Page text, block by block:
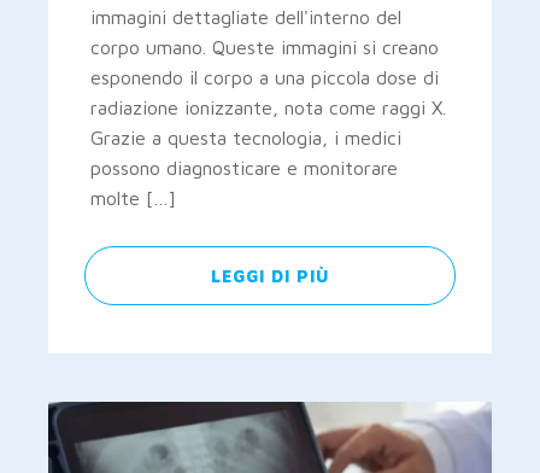
immagini dettagliate dell'interno del
corpo umano. Queste immagini si creano
esponendo il corpo a una piccola dose di
radiazione ionizzante, nota come raggi X.
Grazie a questa tecnologia, i medici
possono diagnosticare e monitorare
molte […]
LEGGI DI PIÙ